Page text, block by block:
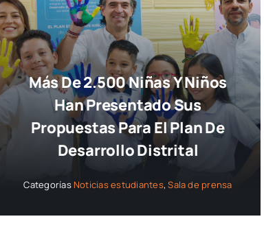
Más De 2.500 Niñas Y Niños
Han Presentado Sus
Propuestas Para El Plan De
Desarrollo Distrital
Categorías Noticias estudiantes,Sala de prensa